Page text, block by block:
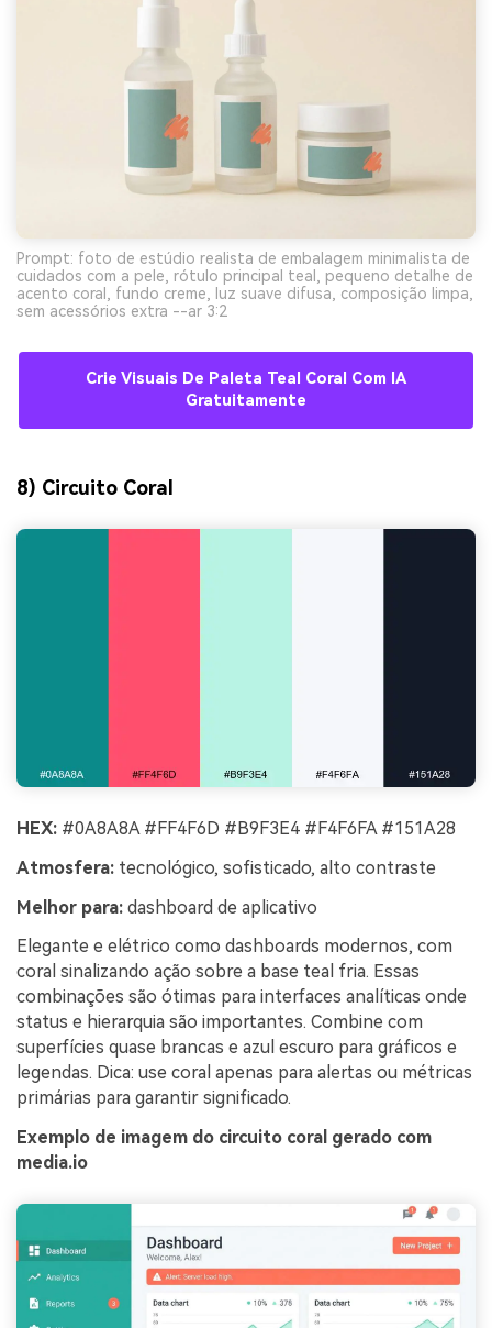
Prompt: foto de estúdio realista de embalagem minimalista de
cuidados com a pele, rótulo principal teal, pequeno detalhe de
acento coral, fundo creme, luz suave difusa, composição limpa,
sem acessórios extra --ar 3:2
Crie Visuais De Paleta Teal Coral Com IA
Gratuitamente
8) Circuito Coral
HEX: #0A8A8A #FF4F6D #B9F3E4 #F4F6FA #151A28
Atmosfera: tecnológico, sofisticado, alto contraste
Melhor para: dashboard de aplicativo
Elegante e elétrico como dashboards modernos, com
coral sinalizando ação sobre a base teal fria. Essas
combinações são ótimas para interfaces analíticas onde
status e hierarquia são importantes. Combine com
superfícies quase brancas e azul escuro para gráficos e
legendas. Dica: use coral apenas para alertas ou métricas
primárias para garantir significado.
Exemplo de imagem do circuito coral gerado com
media.io